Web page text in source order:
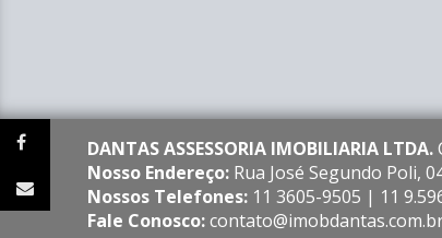
DANTAS ASSESSORIA IMOBILIARIA LTDA.
Nosso Endereço: Rua José Segundo Poli,
Nossos Telefones: 11 3605-9505 | 11
Fale Conosco: